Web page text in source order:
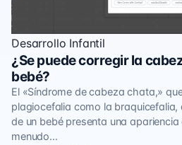
Desarrollo Infantil
¿Se puede corregir la
bebé?
El «Síndrome de cabeza chata,»
plagiocefalia como la
de un bebé presenta una
menudo…